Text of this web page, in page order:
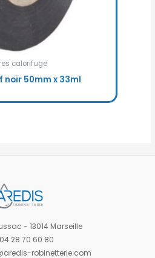
calorifuge
noir 50mm x 33ml
- 13014 Marseille
28 70 60 80
robinetterie.com